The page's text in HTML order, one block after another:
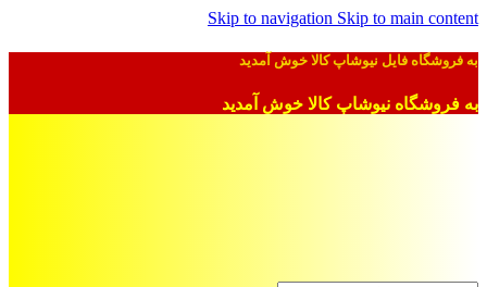
Skip to navigation Skip to main content
به فروشگاه فایل نیوشاپ کالا خوش آمدید
به فروشگاه نیوشاپ کالا خوش آمدید